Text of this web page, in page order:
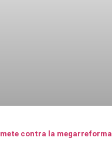
contra la megarreforma